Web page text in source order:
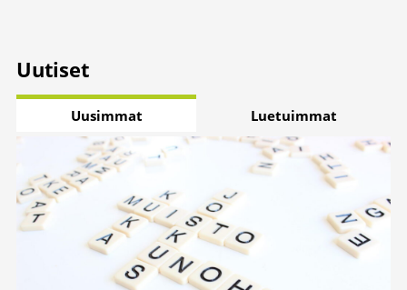
Uutiset
Uusimmat Luetuimmat